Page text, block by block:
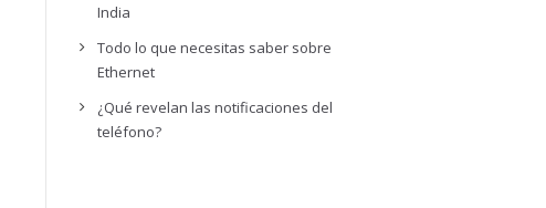
India
Todo lo que necesitas saber sobre
Ethernet
¿Qué revelan las notificaciones del
teléfono?